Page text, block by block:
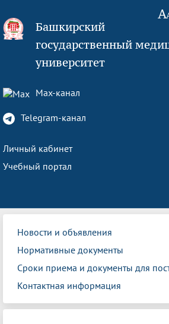
Башкирский
государственный
университет
Max-канал
Telegram-канал
Личный кабинет
Учебный портал
Новости и объявления
Нормативные документы
Сроки приема и документы для
Контактная информация